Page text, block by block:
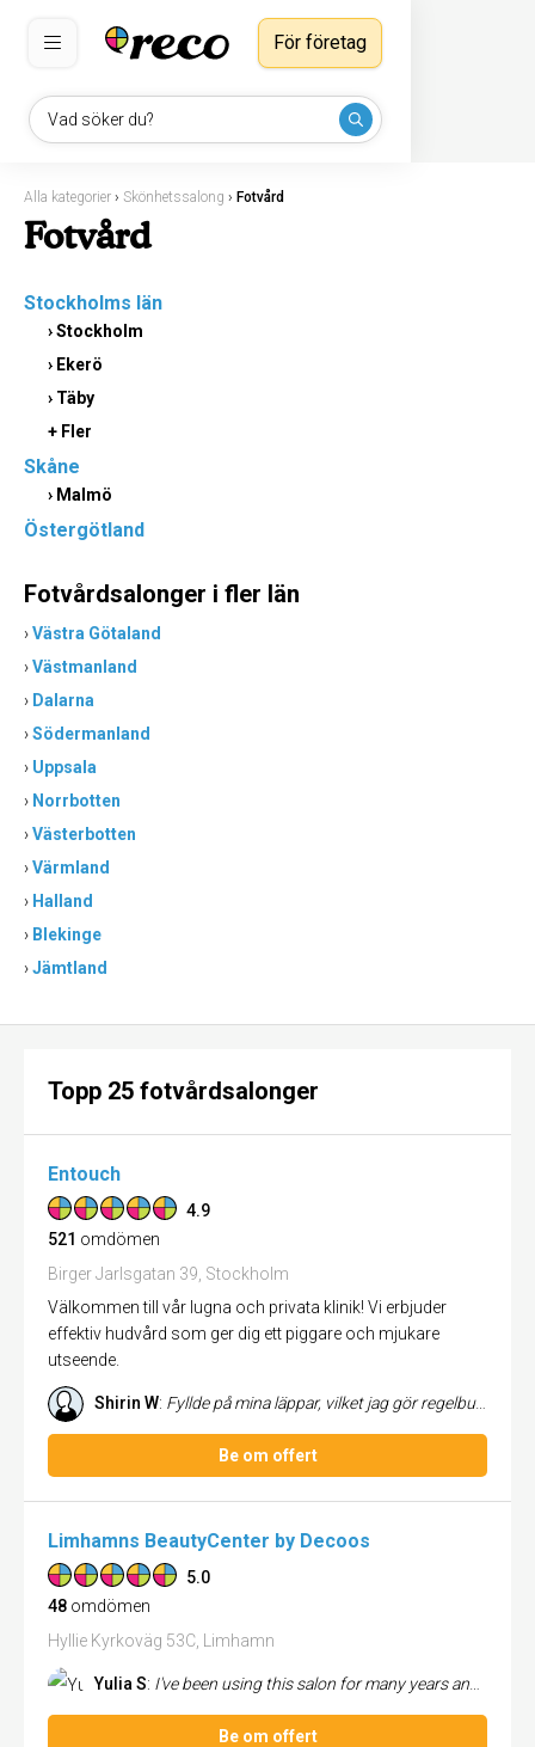
Vad söker du?
För företag
Alla kategorier › Skönhetssalong › Fotvård
Fotvård
Stockholms län
›Stockholm
› Ekerö
› Täby
+ Fler
Skåne
› Malmö
Östergötland
Fotvårdsalonger i fler län
›Västra Götaland
›Västmanland
› Dalarna
›Södermanland
› Uppsala
› Norrbotten
›Västerbotten
›Värmland
› Halland
› Blekinge
›Jämtland
Topp 25 fotvårdsalonger
Entouch
4.9
521 omdömen
Birger Jarlsgatan 39, Stockholm
Välkommen till vår lugna och privata klinik! Vi erbjuder
effektiv hudvård som ger dig ett piggare och mjukare
utseende.
Shirin W: Fyllde på mina läppar, vilket jag gör regelbundet. Lika nöjd som alltid att besöka Carmen. Hon sätter alltid sina kunder...
Be om offert
Limhamns BeautyCenter by Decoos
5.0
48 omdömen
Hyllie Kyrkoväg 53C, Limhamn
Yulia S: I've been using this salon for many years and have never been disappointed. On the contrary, I'm completely satisfied wi...
Be om offert